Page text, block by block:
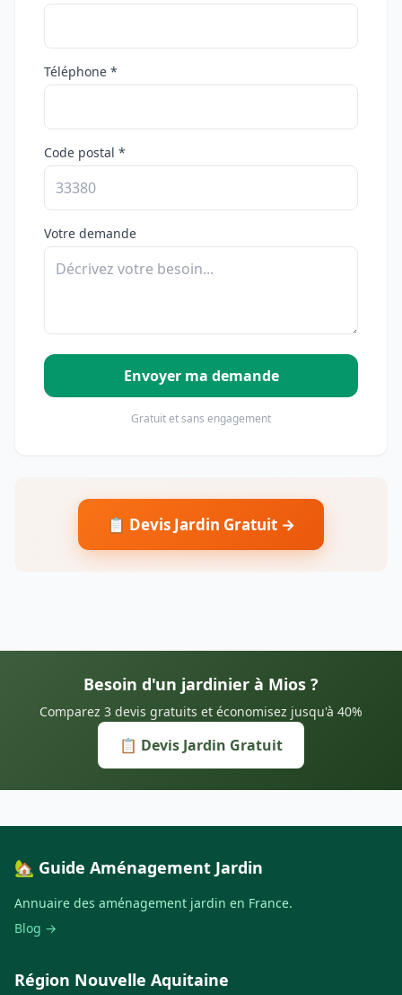
Téléphone *
Code postal *
Votre demande
Envoyer ma demande
Gratuit et sans engagement
📋 Devis Jardin Gratuit →
Besoin d'un jardinier à Mios ?
Comparez 3 devis gratuits et économisez jusqu'à 40%
📋 Devis Jardin Gratuit
🏡 Guide Aménagement Jardin
Annuaire des aménagement jardin en France.
Blog →
Région Nouvelle Aquitaine